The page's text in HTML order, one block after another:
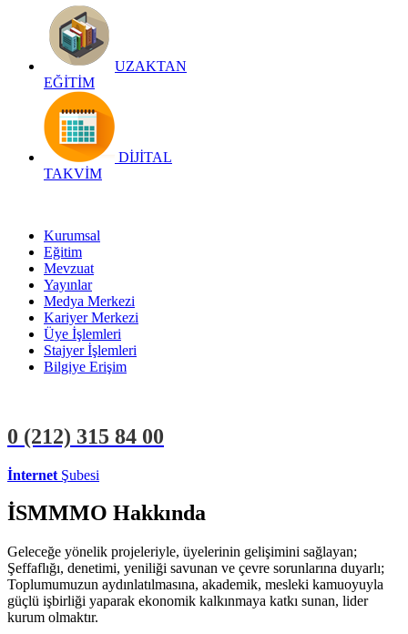
UZAKTAN
EĞİTİM
DİJİTAL
TAKVİM
Kurumsal
Eğitim
Mevzuat
Yayınlar
Medya Merkezi
Kariyer Merkezi
Üye İşlemleri
Stajyer İşlemleri
Bilgiye Erişim
0 (212) 315 84 00
İnternet Şubesi
İSMMMO Hakkında
Geleceğe yönelik projeleriyle, üyelerinin gelişimini sağlayan;
Şeffaflığı, denetimi, yeniliği savunan ve çevre sorunlarına duyarlı;
Toplumumuzun aydınlatılmasına, akademik, mesleki kamuoyuyla
güçlü işbirliği yaparak ekonomik kalkınmaya katkı sunan, lider
kurum olmaktır.